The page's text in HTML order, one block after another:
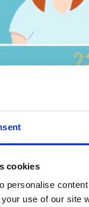
cookies
personalise
use of our site